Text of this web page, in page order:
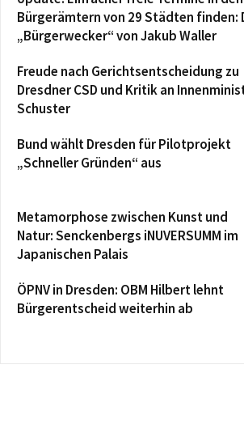
Bürgerämtern von 29 Städten finden:
„Bürgerwecker“ von Jakub Waller
Freude nach Gerichtsentscheidung zu
Dresdner CSD und Kritik an
Schuster
Bund wählt Dresden für Pilotprojekt
„Schneller Gründen“ aus
Metamorphose zwischen Kunst und
Natur: Senckenbergs iNUVERSUMM im
Japanischen Palais
ÖPNV in Dresden: OBM Hilbert lehnt
Bürgerentscheid weiterhin ab